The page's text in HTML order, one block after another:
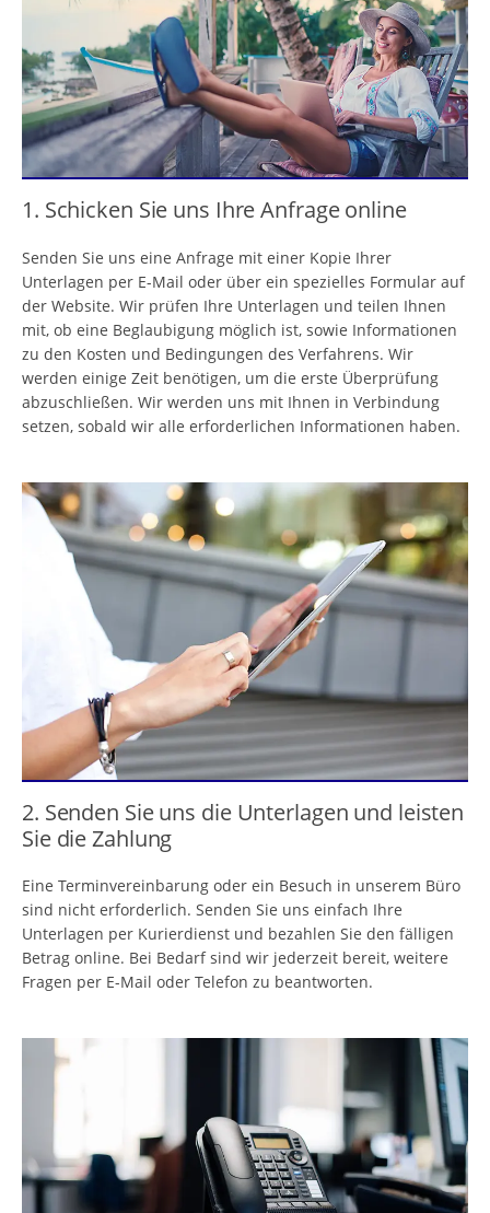
1. Schicken Sie uns Ihre Anfrage online
Senden Sie uns eine Anfrage mit einer Kopie Ihrer
Unterlagen per E-Mail oder über ein spezielles Formular auf
der Website. Wir prüfen Ihre Unterlagen und teilen Ihnen
mit, ob eine Beglaubigung möglich ist, sowie Informationen
zu den Kosten und Bedingungen des Verfahrens. Wir
werden einige Zeit benötigen, um die erste Überprüfung
abzuschließen. Wir werden uns mit Ihnen in Verbindung
setzen, sobald wir alle erforderlichen Informationen haben.
2. Senden Sie uns die Unterlagen und leisten
Sie die Zahlung
Eine Terminvereinbarung oder ein Besuch in unserem Büro
sind nicht erforderlich. Senden Sie uns einfach Ihre
Unterlagen per Kurierdienst und bezahlen Sie den fälligen
Betrag online. Bei Bedarf sind wir jederzeit bereit, weitere
Fragen per E-Mail oder Telefon zu beantworten.